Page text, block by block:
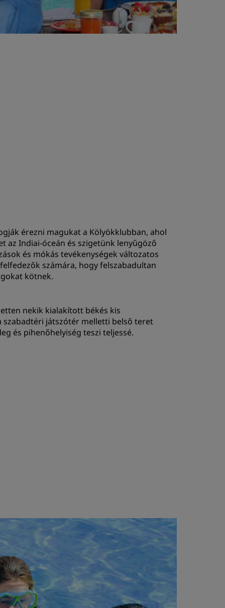
érezni magukat a Kölyökklubban, ahol
az Indiai-óceán és szigetünk lenyűgöző
és mókás tevékenységek változatos
számára, hogy felszabadultan
kötnek.
nekik kialakított békés kis
játszótér melletti belső teret
és pihenőhelyiség teszi teljessé.